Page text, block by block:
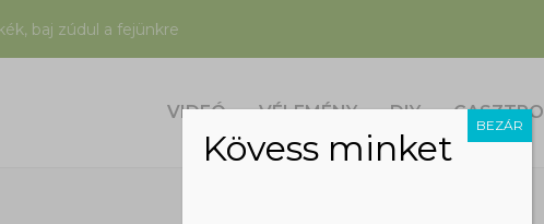
baj zúdul a fejünkre
VIDEÓ VÉLEMÉNY DIY GASZTRO
Kövess minket
BEZÁR